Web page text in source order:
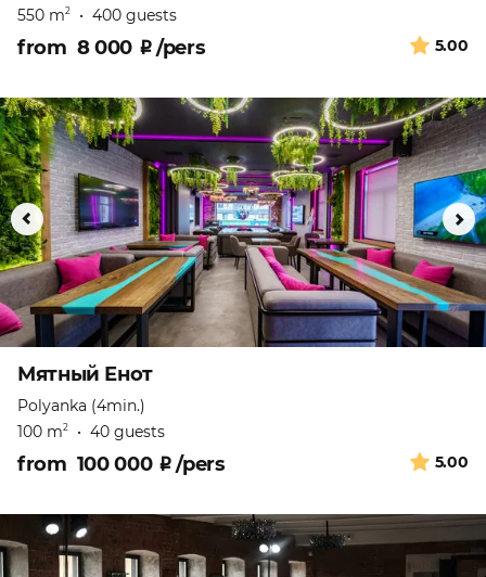
550 m2 • 400 guests
5.00
from 8 000 ₽/pers
Мятный Енот
Polyanka (4min.)
100 m2 • 40 guests
5.00
from 100 000 ₽/pers